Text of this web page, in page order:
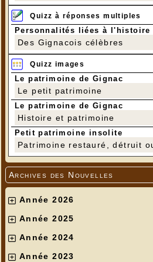
Quizz à réponses multiples
Personnalités liées à l'histoire
Des Gignacois célèbres
Quizz images
Le patrimoine de Gignac
Le petit patrimoine
Le patrimoine de Gignac
Histoire et patrimoine
Petit patrimoine insolite
Patrimoine restauré, détruit
Archives des Nouvelles
Année 2026
Année 2025
Année 2024
Année 2023